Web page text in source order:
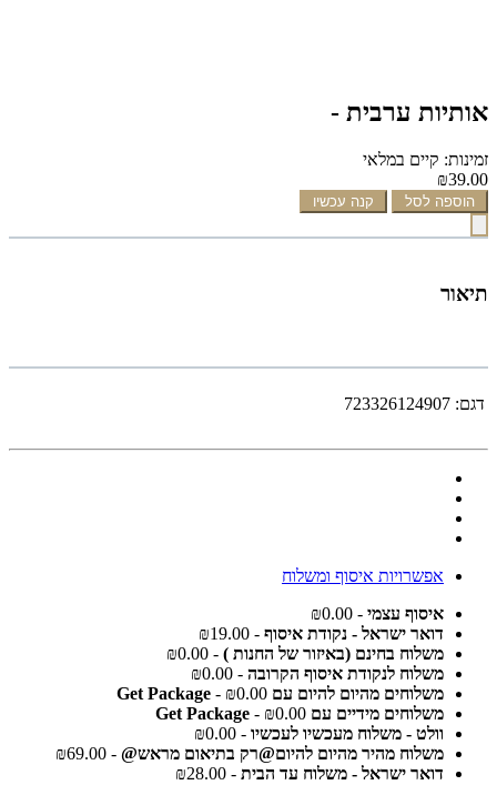
אותיות ערבית -
זמינות: קיים במלאי
₪39.00
הוספה לסל קנה עכשיו
תיאור
דגם: 723326124907
אפשרויות איסוף ומשלוח
איסוף עצמי - ₪0.00
דואר ישראל - נקודת איסוף - ₪19.00
משלוח בחינם (באיזור של החנות ) - ₪0.00
משלוח לנקודת איסוף הקרובה - ₪0.00
משלוחים מהיום להיום עם Get Package - ₪0.00
משלוחים מידיים עם Get Package - ₪0.00
וולט - משלוח מעכשיו לעכשיו - ₪0.00
משלוח מהיר מהיום להיום@רק בתיאום מראש@ - ₪69.00
דואר ישראל - משלוח עד הבית - ₪28.00